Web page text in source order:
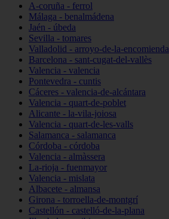
A-coruña - ferrol
Málaga - benalmádena
Jaén - úbeda
Sevilla - tomares
Valladolid - arroyo-de-la-encomienda
Barcelona - sant-cugat-del-vallès
Valencia - valencia
Pontevedra - cuntis
Cáceres - valencia-de-alcántara
Valencia - quart-de-poblet
Alicante - la-vila-joiosa
Valencia - quart-de-les-valls
Salamanca - salamanca
Córdoba - córdoba
Valencia - almàssera
La-rioja - fuenmayor
Valencia - mislata
Albacete - almansa
Girona - torroella-de-montgrí
Castellón - castelló-de-la-plana